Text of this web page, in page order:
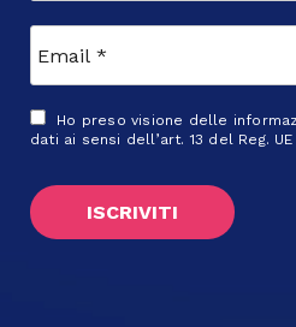
Ho preso visione delle
dati ai sensi dell’art. 13 del Reg.